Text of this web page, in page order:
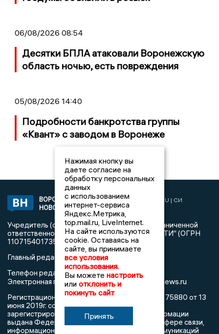
06/08/2026 08:54
Десятки БПЛА атаковали Воронежскую
область ночью, есть повреждения
05/08/2026 14:40
Подробности банкротства группы
«Квант» с заводом в Воронеже
ВОРОНЕЖСКИЕ
НОВОСТИ
2019 © VORONEZHNEWS.RU | СИ
«Воронежские новости»
Учредитель (соучредители): Общество с ограниченной
ответственностью "РЕГИОНАЛЬНЫЕ НОВОСТИ" (ОГРН
1107154017354)
Главный редактор: Пирогов А.А.
Телефон редакции: +7 (473) 262 77 92
Электронная почта редакции:info@voronezhnews.ru
Регистрационный номер: серия Эл № ФС 77 - 75880 от 13
июня 2019г. согласно выписке из реестра
зарегистрированных средств массовой информации
выдана Федеральной службой по надзору в сфере связи,
информационных технологий и массовых коммуникаций
Нажимая кнопку вы
даете согласие на
обработку персональных
данных
с использованием
интернет-сервиса
Яндекс.Метрика,
top.mail.ru, LiveInternet.
На сайте используются
cookie. Оставаясь на
сайте, вы принимаете
все условия
использования.
Вы можете настроить
или отклонить и
покинуть сайт
Принять